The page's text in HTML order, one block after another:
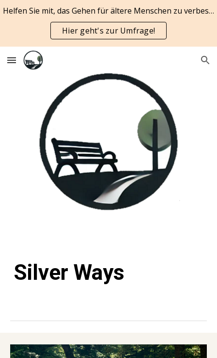
Helfen Sie mit, das Gehen für ältere Menschen zu verbessern
Hier geht's zur Umfrage!
Silver Ways